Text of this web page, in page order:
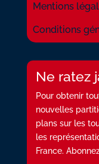
Mentions
Conditions
Ne ratez
Pour obtenir
nouvelles
plans sur les
les
France.